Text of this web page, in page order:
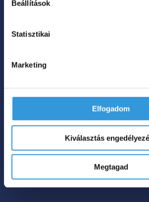
Beállítások
Statisztikai
Marketing
Elfogadom
Kiválasztás
Megtagad